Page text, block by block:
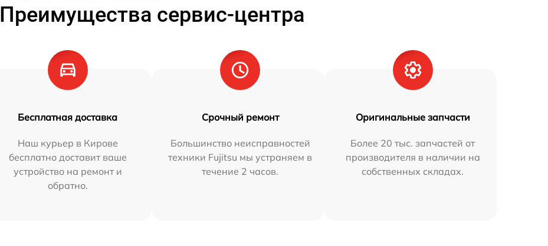
Преимущества сервис-центра
Бесплатная доставка
Наш курьер в Кирове
бесплатно доставит ваше
устройство на ремонт и
обратно.
Срочный ремонт
Большинство неисправностей
техники Fujitsu мы устраняем в
течение 2 часов.
Оригинальные запчасти
Более 20 тыс. запчастей от
производителя в наличии на
собственных складах.